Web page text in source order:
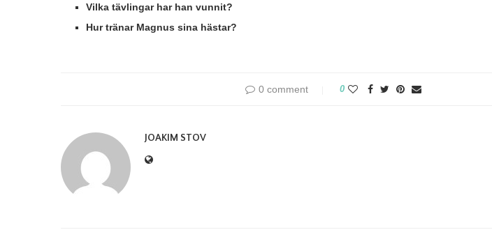
Vilka tävlingar har han vunnit?
Hur tränar Magnus sina hästar?
0 comment 0
JOAKIM STOV